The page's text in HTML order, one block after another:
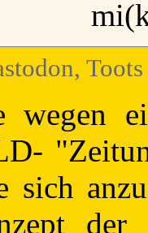
Toots
wegen
sich
der